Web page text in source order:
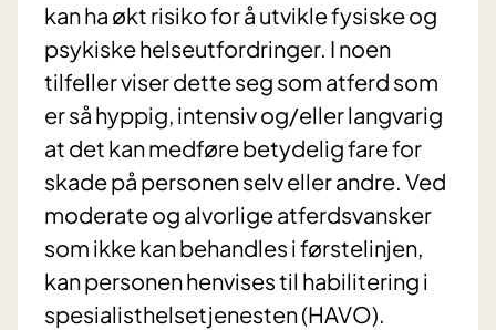
kan ha økt risiko for å utvikle fysiske og
psykiske helseutfordringer. I noen
tilfeller viser dette seg som atferd som
er så hyppig, intensiv og/eller langvarig
at det kan medføre betydelig fare for
skade på personen selv eller andre. Ved
moderate og alvorlige atferdsvansker
som ikke kan behandles i førstelinjen,
kan personen henvises til habilitering i
spesialisthelsetjenesten (HAVO).